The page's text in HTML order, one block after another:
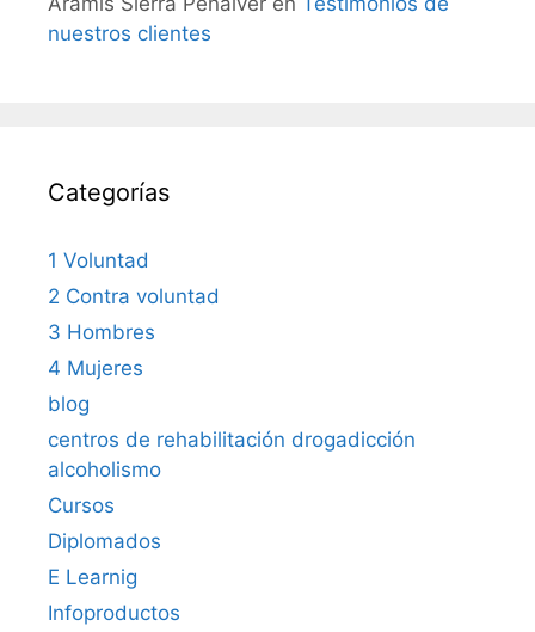
nuestros clientes
Categorías
1 Voluntad
2 Contra voluntad
3 Hombres
4 Mujeres
blog
centros de rehabilitación drogadicción
alcoholismo
Cursos
Diplomados
E Learnig
Infoproductos